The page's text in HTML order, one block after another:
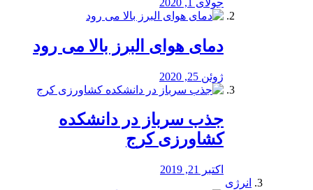
دمای هوای البرز بالا می رود
ژوئن 25, 2020
جذب سرباز در دانشکده
کشاورزی کرج
اکتبر 21, 2019
انرژی